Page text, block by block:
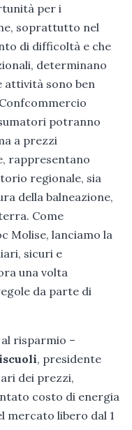
per i
soprattutto nel
di difficoltà e che
determinano
attività sono ben
potranno
a prezzi
rappresentano
regionale, sia
della balneazione,
Come
Molise, lanciamo la
sicuri e
una volta
da parte di
risparmio –
, presidente
dei prezzi,
costo di energia
mercato libero dal 1